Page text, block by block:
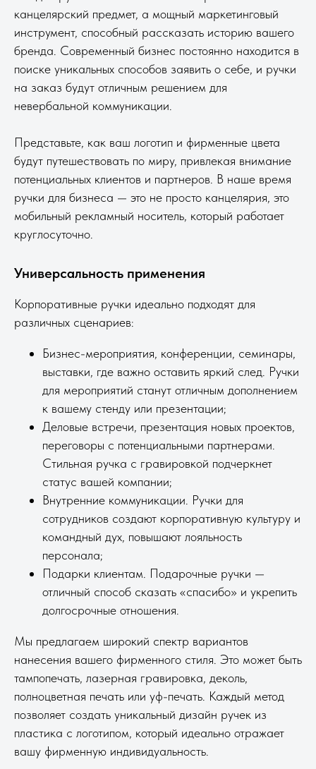
канцелярский предмет, а мощный маркетинговый
инструмент, способный рассказать историю вашего
бренда. Современный бизнес постоянно находится в
поиске уникальных способов заявить о себе, и ручки
на заказ будут отличным решением для
невербальной коммуникации.
Представьте, как ваш логотип и фирменные цвета
будут путешествовать по миру, привлекая внимание
потенциальных клиентов и партнеров. В наше время
ручки для бизнеса — это не просто канцелярия, это
мобильный рекламный носитель, который работает
круглосуточно.
Универсальность применения
Корпоративные ручки идеально подходят для
различных сценариев:
Бизнес-мероприятия, конференции, семинары,
выставки, где важно оставить яркий след. Ручки
для мероприятий станут отличным дополнением
к вашему стенду или презентации;
Деловые встречи, презентация новых проектов,
переговоры с потенциальными партнерами.
Стильная ручка с гравировкой подчеркнет
статус вашей компании;
Внутренние коммуникации. Ручки для
сотрудников создают корпоративную культуру и
командный дух, повышают лояльность
персонала;
Подарки клиентам. Подарочные ручки —
отличный способ сказать «спасибо» и укрепить
долгосрочные отношения.
Мы предлагаем широкий спектр вариантов
нанесения вашего фирменного стиля. Это может быть
тампопечать, лазерная гравировка, деколь,
полноцветная печать или уф-печать. Каждый метод
позволяет создать уникальный дизайн ручек из
пластика с логотипом, который идеально отражает
вашу фирменную индивидуальность.